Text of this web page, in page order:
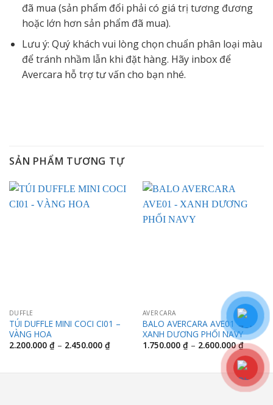
đã mua (sản phẩm đổi phải có giá trị tương đương
hoặc lớn hơn sản phẩm đã mua).
Lưu ý: Quý khách vui lòng chọn chuẩn phân loại màu
để tránh nhầm lẫn khi đặt hàng. Hãy inbox để
Avercara hỗ trợ tư vấn cho bạn nhé.
SẢN PHẨM TƯƠNG TỰ
DUFFLE
TÚI DUFFLE MINI COCI CI01 –
VÀNG HOA
2.200.000 ₫ – 2.450.000 ₫Khoảng
giá:
đến
AVERCARA
BALO AVERCARA AVE01 –
XANH DƯƠNG PHỐI NAVY
1.750.000 ₫ – 2.600.000₫Khoảng
giá:
từ
đến